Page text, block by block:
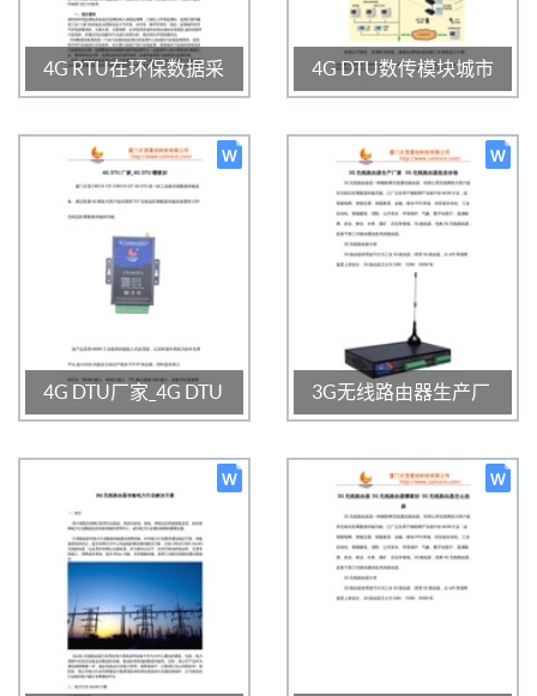
4G RTU在环保数据采
集系统应用解决方案
1734 0
3.0
2020-01-16 16:46:04
4G DTU数传模块城市
路灯无线监控管理系
统
1761 0
3.0
2020-01-16 16:45:26
4G DTU厂家_4G DTU
哪家好
2020-01-16 16:44:55
3G无线路由器生产厂
家 3G无线路由器批发
价格
1728 0
3.0
2020-01-16 16:42:42